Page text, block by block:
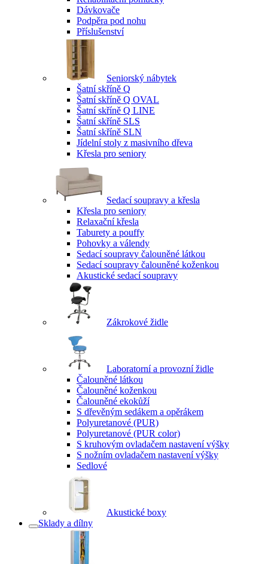
Dávkovače
Podpěra pod nohu
Příslušenství
Seniorský nábytek
Šatní skříně Q
Šatní skříně Q OVAL
Šatní skříně Q LINE
Šatní skříně SLS
Šatní skříně SLN
Jídelní stoly z masivního dřeva
Křesla pro seniory
Sedací soupravy a křesla
Křesla pro seniory
Relaxační křesla
Taburety a pouffy
Pohovky a válendy
Sedací soupravy čalouněné látkou
Sedací soupravy čalouněné koženkou
Akustické sedací soupravy
Zákrokové židle
Laboratorní a provozní židle
Čalouněné látkou
Čalouněné koženkou
Čalouněné ekokůží
S dřevěným sedákem a opěrákem
Polyuretanové (PUR)
Polyuretanové (PUR color)
S kruhovým ovladačem nastavení výšky
S nožním ovladačem nastavení výšky
Sedlové
Akustické boxy
Sklady a dílny